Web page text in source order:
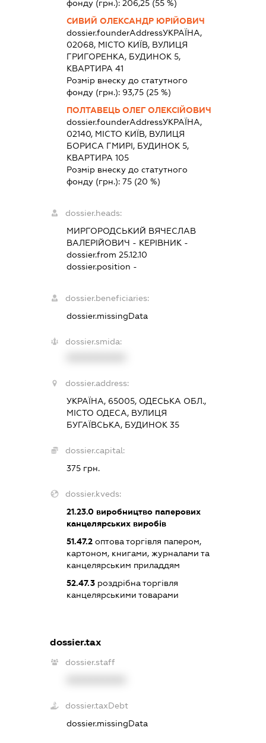
фонду (грн.):206,25 (55 %)
СИВИЙ ОЛЕКСАНДР ЮРІЙОВИЧ
dossier.founderAddressУКРАЇНА,
02068, МІСТО КИЇВ, ВУЛИЦЯ
ГРИГОРЕНКА, БУДИНОК 5,
КВАРТИРА 41
Розмір внеску до статутного
фонду (грн.): 93,75 (25 %)
ПОЛТАВЕЦЬ ОЛЕГ ОЛЕКСІЙОВИЧ
dossier.founderAddressУКРАЇНА,
02140, МІСТО КИЇВ, ВУЛИЦЯ
БОРИСА ГМИРІ, БУДИНОК 5,
КВАРТИРА 105
Розмір внеску до статутного
фонду (грн.):75 (20 %)
dossier.heads:
МИРГОРОДСЬКИЙ ВЯЧЕСЛАВ
ВАЛЕРІЙОВИЧ - КЕРІВНИК -
dossier.from 25.12.10
dossier.position -
dossier.beneficiaries:
dossier.missingData
dossier.smida:
dossier.address:
УКРАЇНА, 65005, ОДЕСЬКА ОБЛ.,
МІСТО ОДЕСА, ВУЛИЦЯ
БУГАЇВСЬКА, БУДИНОК 35
dossier.capital:
375 грн.
dossier.kveds:
21.23.0 виробництво паперових
канцелярських виробів
51.47.2 оптова торгівля папером,
картоном, книгами, журналами та
канцелярським приладдям
52.47.3 роздрібна торгівля
канцелярськими товарами
dossier.tax
dossier.staff
dossier.taxDebt
dossier.missingData